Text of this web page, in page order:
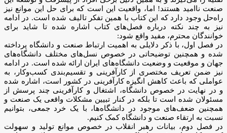
صنعت ناامید هستند! اما، واقعیت این است که برای حل این موانع نیز
راه‌حل وجود دارد که این کتاب با همین تفکر تالیف شده است. در ادامه
نیز به چند نکته درباره فصل‌های کتاب اشاره شده تا شاید برای
خوانندگان محترم، مفید واقع شود:
در فصل اول، با ذکر دلایلی به اهمیت ارتباط صنعت و دانشگاه پرداخته
شده و همچنین توضیحاتی در خصوص نسل‌های مختلف دانشگاه‌های
جهان و موقعیت و وضعیت دانشگاه‌های ایران ارائه شده است. در ادامه
نیز ضمن تعریف مختصری از کارآفرینی و تقسیم‌بندی کسب‌وکار، به
عواملی که باعث کاهش انگیزه کارآفرینی در کشور است، اشاره شده
و در نهایت در خصوص دانشگاه، اشتغال و کارآفرینی چند پرسش از
مسئولان شده است تا بلکه در کنار تبیین مشکلات واقعی یک صنعت و
همچنین ضعف‌های موجود در دانشگاه‌ها، با یک خرد جمعی، بتوانیم
نسبت به ارتقاء صنعت و دانشگاه کمک کنیم.
در فصل دوم، بیانات رهبر انقلاب در خصوص موانع تولید و سهولت